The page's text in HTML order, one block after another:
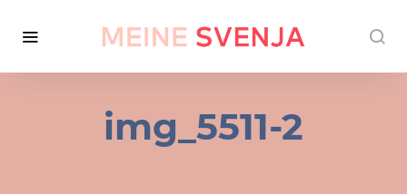
img_5511-2